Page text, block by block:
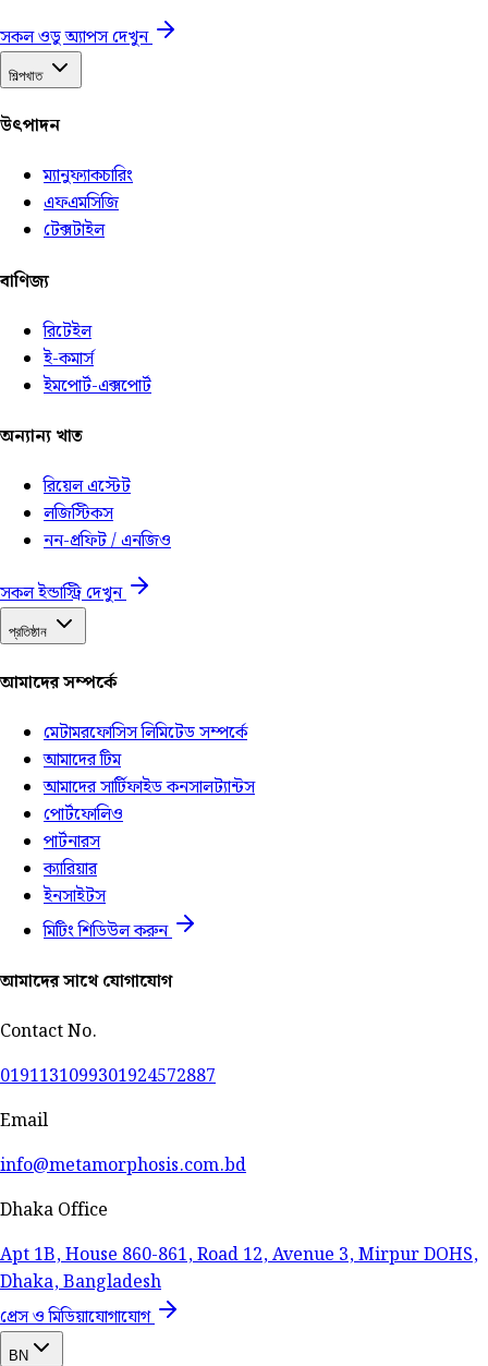
সকল ওডু অ্যাপস দেখুন
শিল্পখাত
উৎপাদন
ম্যানুফ্যাকচারিং
এফএমসিজি
টেক্সটাইল
বাণিজ্য
রিটেইল
ই-কমার্স
ইমপোর্ট-এক্সপোর্ট
অন্যান্য খাত
রিয়েল এস্টেট
লজিস্টিকস
নন-প্রফিট / এনজিও
সকল ইন্ডাস্ট্রি দেখুন
প্রতিষ্ঠান
আমাদের সম্পর্কে
মেটামরফোসিস লিমিটেড সম্পর্কে
আমাদের টিম
আমাদের সার্টিফাইড কনসালট্যান্টস
পোর্টফোলিও
পার্টনারস
ক্যারিয়ার
ইনসাইটস
মিটিং শিডিউল করুন
আমাদের সাথে যোগাযোগ
Contact No.
0191131099301924572887
Email
info@metamorphosis.com.bd
Dhaka Office
Apt 1B, House 860-861, Road 12, Avenue 3, Mirpur DOHS,
Dhaka, Bangladesh
প্রেস ও মিডিয়াযোগাযোগ
BN